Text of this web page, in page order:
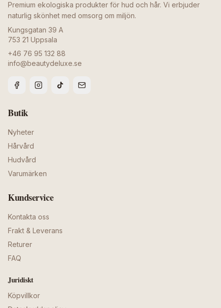
Premium ekologiska produkter för hud och hår. Vi erbjuder
naturlig skönhet med omsorg om miljön.
Kungsgatan 39 A
753 21 Uppsala
+46 76 95 132 88
info@beautydeluxe.se
Butik
Nyheter
Hårvård
Hudvård
Varumärken
Kundservice
Kontakta oss
Frakt & Leverans
Returer
FAQ
Juridiskt
Köpvillkor